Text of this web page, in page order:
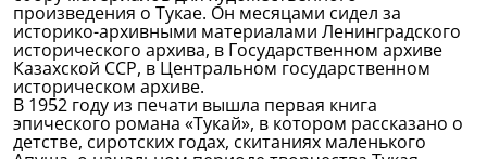
произведения о Тукае. Он месяцами сидел за
историко-архивными материалами Ленинградского
исторического архива, в Государственном архиве
Казахской ССР, в Центральном государственном
историческом архиве.
В 1952 году из печати вышла первая книга
эпического романа «Тукай», в котором рассказано о
детстве, сиротских годах, скитаниях маленького